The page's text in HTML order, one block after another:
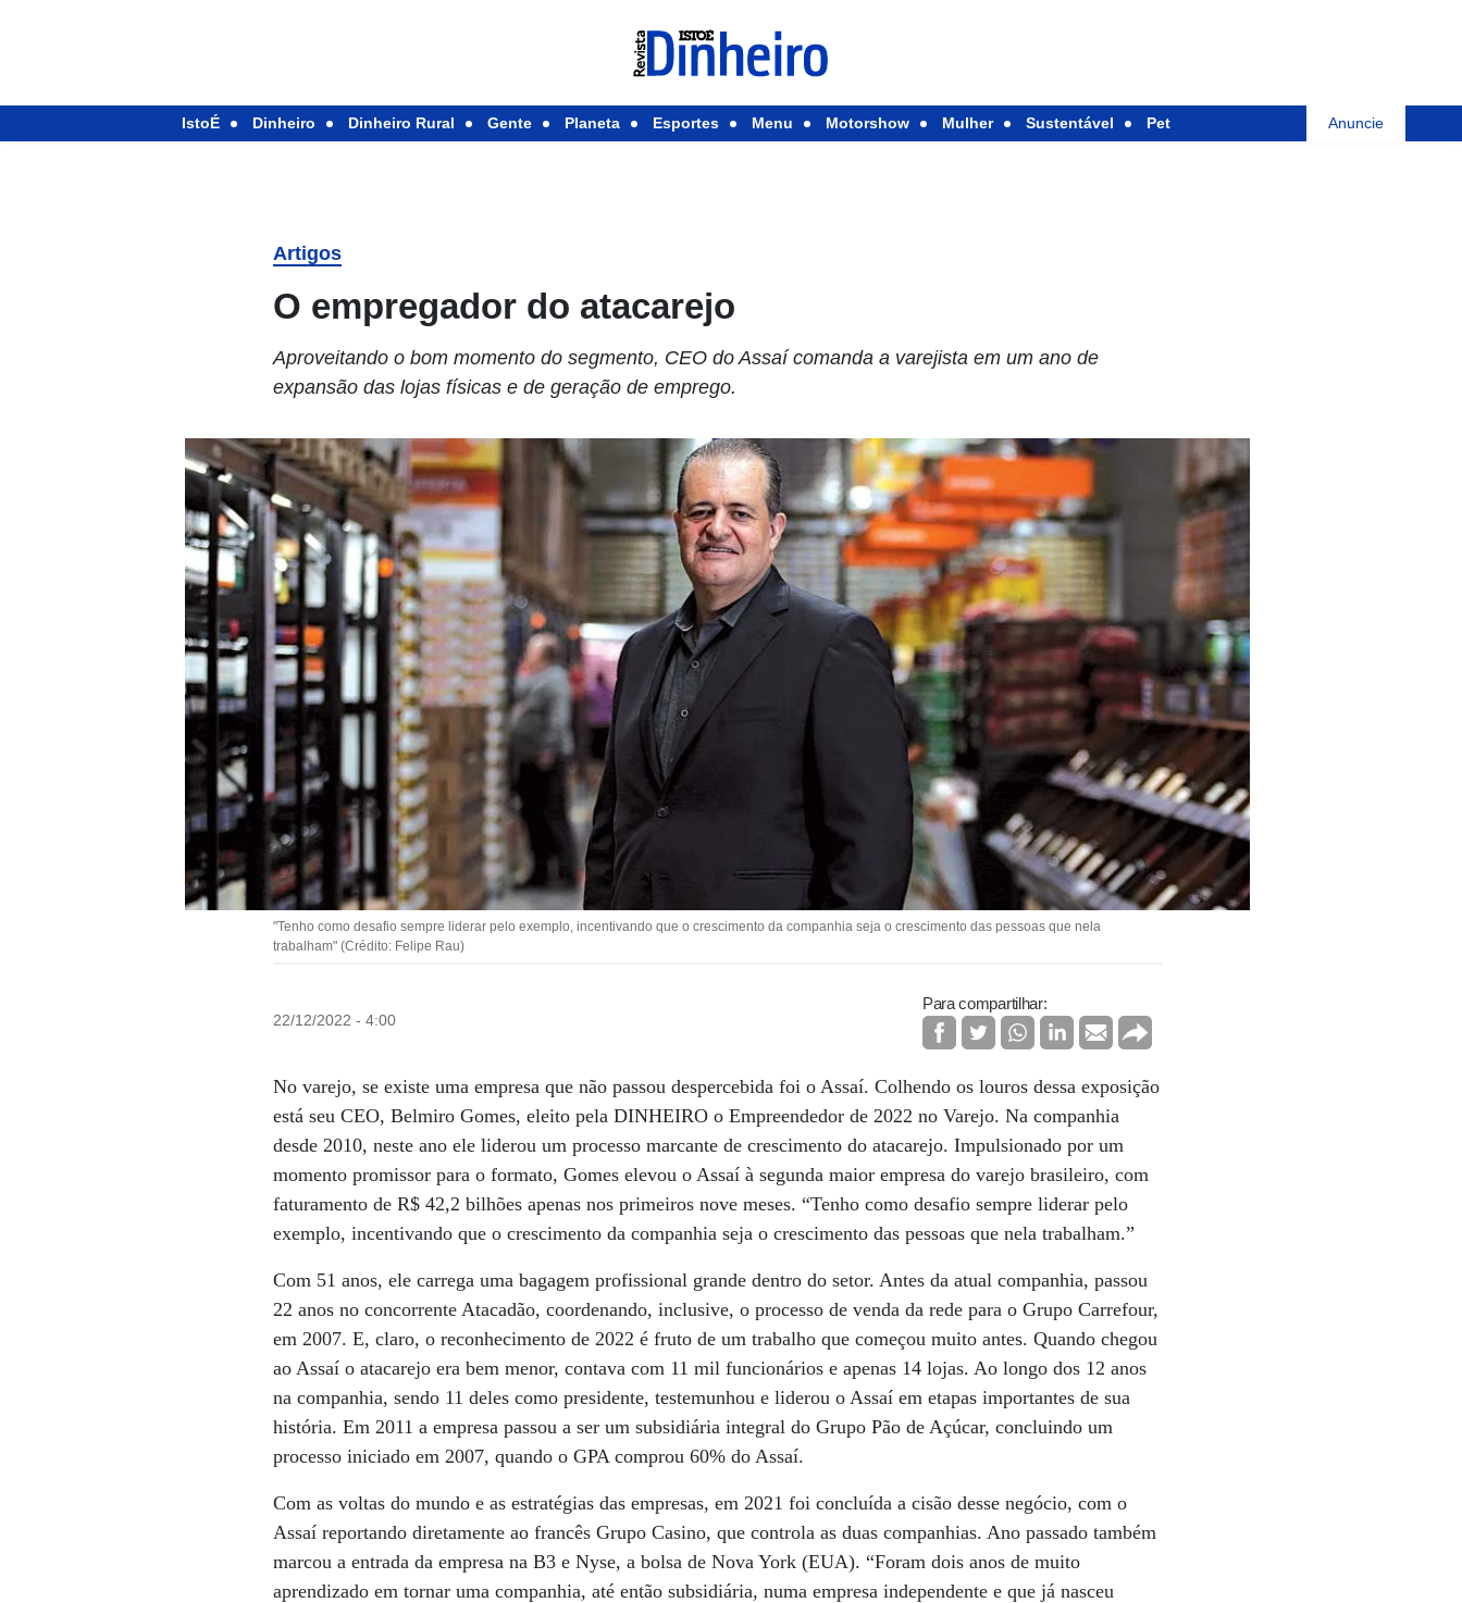
IstoÉ Dinheiro Dinheiro Rural Gente Planeta Esportes Menu Motorshow Mulher Sustentável Pet Anuncie
Artigos
O empregador do atacarejo
Aproveitando o bom momento do segmento, CEO do Assaí comanda a varejista em um ano de
expansão das lojas físicas e de geração de emprego.
"Tenho como desafio sempre liderar pelo exemplo, incentivando que o crescimento da companhia seja o crescimento das pessoas que nela
trabalham" (Crédito: Felipe Rau)
22/12/2022 - 4:00
Para compartilhar:
No varejo, se existe uma empresa que não passou despercebida foi o Assaí. Colhendo os louros dessa exposição
está seu CEO, Belmiro Gomes, eleito pela DINHEIRO o Empreendedor de 2022 no Varejo. Na companhia
desde 2010, neste ano ele liderou um processo marcante de crescimento do atacarejo. Impulsionado por um
momento promissor para o formato, Gomes elevou o Assaí à segunda maior empresa do varejo brasileiro, com
faturamento de R$ 42,2 bilhões apenas nos primeiros nove meses. “Tenho como desafio sempre liderar pelo
exemplo, incentivando que o crescimento da companhia seja o crescimento das pessoas que nela trabalham.”
Com 51 anos, ele carrega uma bagagem profissional grande dentro do setor. Antes da atual companhia, passou
22 anos no concorrente Atacadão, coordenando, inclusive, o processo de venda da rede para o Grupo Carrefour,
em 2007. E, claro, o reconhecimento de 2022 é fruto de um trabalho que começou muito antes. Quando chegou
ao Assaí o atacarejo era bem menor, contava com 11 mil funcionários e apenas 14 lojas. Ao longo dos 12 anos
na companhia, sendo 11 deles como presidente, testemunhou e liderou o Assaí em etapas importantes de sua
história. Em 2011 a empresa passou a ser um subsidiária integral do Grupo Pão de Açúcar, concluindo um
processo iniciado em 2007, quando o GPA comprou 60% do Assaí.
Com as voltas do mundo e as estratégias das empresas, em 2021 foi concluída a cisão desse negócio, com o
Assaí reportando diretamente ao francês Grupo Casino, que controla as duas companhias. Ano passado também
marcou a entrada da empresa na B3 e Nyse, a bolsa de Nova York (EUA). “Foram dois anos de muito
aprendizado em tornar uma companhia, até então subsidiária, numa empresa independente e que já nasceu